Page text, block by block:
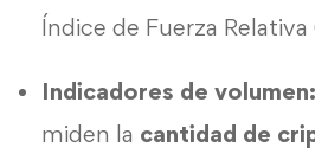
Índice de Fuerza Relativa
Indicadores de volumen:
miden la cantidad de